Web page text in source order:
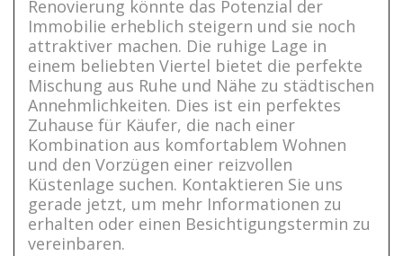
Renovierung könnte das Potenzial der
Immobilie erheblich steigern und sie noch
attraktiver machen. Die ruhige Lage in
einem beliebten Viertel bietet die perfekte
Mischung aus Ruhe und Nähe zu städtischen
Annehmlichkeiten. Dies ist ein perfektes
Zuhause für Käufer, die nach einer
Kombination aus komfortablem Wohnen
und den Vorzügen einer reizvollen
Küstenlage suchen. Kontaktieren Sie uns
gerade jetzt, um mehr Informationen zu
erhalten oder einen Besichtigungstermin zu
vereinbaren.